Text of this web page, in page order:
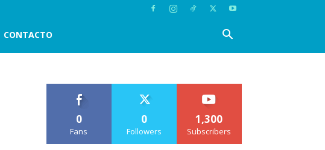
CONTACTO
0
Fans
0
Followers
1,300
Subscribers